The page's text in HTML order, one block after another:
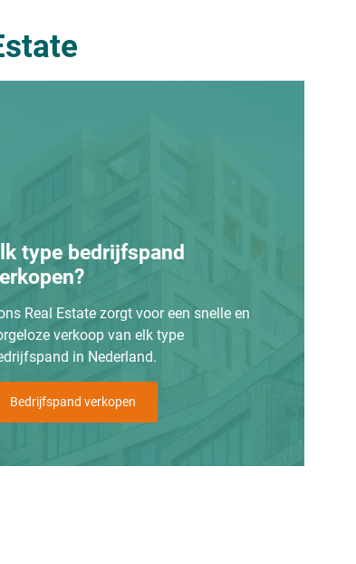
type bedrijfspand
Real Estate zorgt voor een snelle en
verkoop van elk type
in Nederland.
Bedrijfspand verkopen